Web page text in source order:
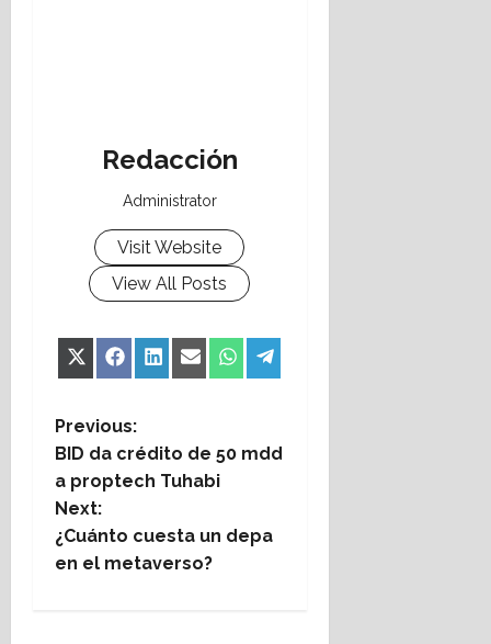
Redacción
Administrator
Visit Website
View All Posts
Share
X
Share
Facebook
Share
LinkedIn
Share
EmailShare
WhatsApp
Share
Telegram
P
o
s
t
Previous:
BID da crédito de 50 mdd
a proptech Tuhabi
Next:
¿Cuánto cuesta un depa
en el metaverso?